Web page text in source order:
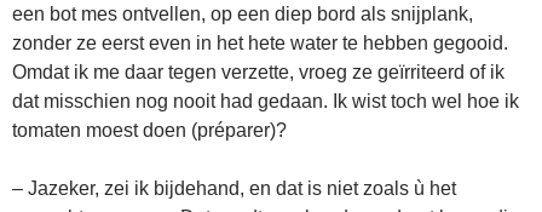
een bot mes ontvellen, op een diep bord als snijplank,
zonder ze eerst even in het hete water te hebben gegooid.
Omdat ik me daar tegen verzette, vroeg ze geïrriteerd of ik
dat misschien nog nooit had gedaan. Ik wist toch wel hoe ik
tomaten moest doen (préparer)?
– Jazeker, zei ik bijdehand, en dat is niet zoals ù het